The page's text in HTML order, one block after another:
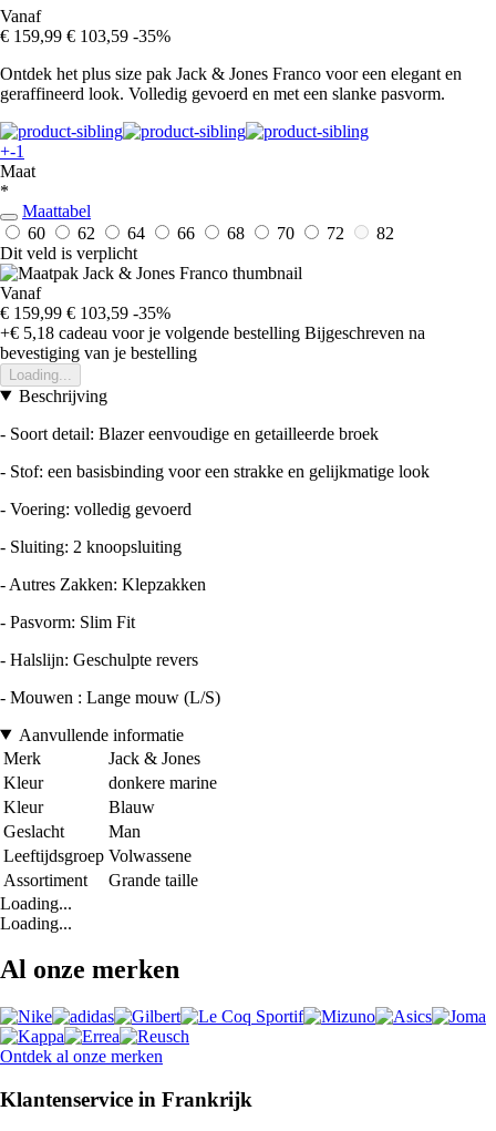
Vanaf
€ 159,99 € 103,59 -35%
Ontdek het plus size pak Jack & Jones Franco voor een elegant en
geraffineerd look. Volledig gevoerd en met een slanke pasvorm.
+-1
Maat
*
Maattabel
60
62 64 66 68 70 72
82
Dit veld is verplicht
Vanaf
€ 159,99 € 103,59 -35%
+€ 5,18 cadeau voor je volgende bestelling Bijgeschreven na
bevestiging van je bestelling
Loading...
Beschrijving
- Soort detail: Blazer eenvoudige en getailleerde broek
- Stof: een basisbinding voor een strakke en gelijkmatige look
- Voering: volledig gevoerd
- Sluiting: 2 knoopsluiting
- Autres Zakken: Klepzakken
- Pasvorm: Slim Fit
- Halslijn: Geschulpte revers
- Mouwen : Lange mouw (L/S)
Aanvullende informatie
Merk
Jack & Jones
Kleur
donkere marine
Kleur
Blauw
Geslacht
Man
Leeftijdsgroep Volwassene
Assortiment
Grande taille
Loading...
Loading...
Al onze merken
Ontdek al onze merken
Klantenservice in Frankrijk